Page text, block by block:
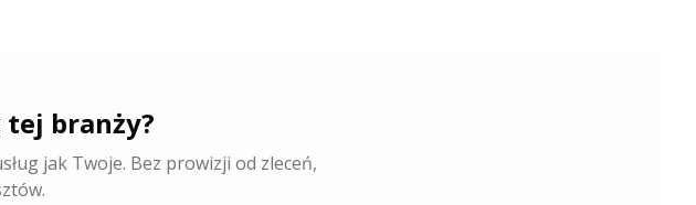
tej branży?
jak Twoje. Bez prowizji od zleceń,